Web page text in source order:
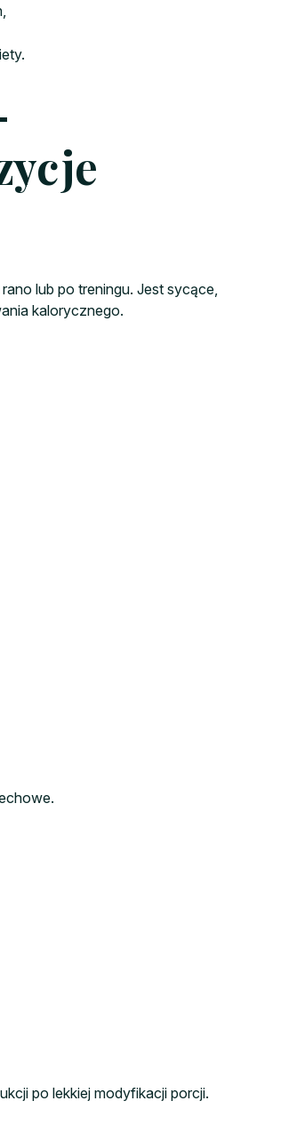
lub po treningu. Jest sycące,
kalorycznego.
po lekkiej modyfikacji porcji.